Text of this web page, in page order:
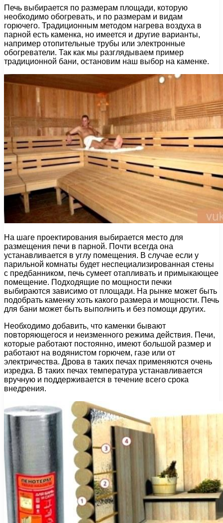
Печь выбирается по размерам площади, которую
необходимо обогревать, и по размерам и видам
горючего. Традиционным методом нагрева воздуха в
парной есть каменка, но имеется и другие варианты,
например отопительные трубы или электронные
обогреватели. Так как мы разглядываем пример
традиционной бани, остановим наш выбор на каменке.
На шаге проектирования выбирается место для
размещения печи в парной. Почти всегда она
устанавливается в углу помещения. В случае если у
парильной комнаты будет неспециализированная стены
с предбанником, печь сумеет отапливать и примыкающее
помещение. Подходящие по мощности печки
выбираются зависимо от площади. На рынке может быть
подобрать каменку хоть какого размера и мощности. Печь
для бани может быть выполнить и без помощи других.
Необходимо добавить, что каменки бывают
повторяющегося и неизменного режима действия. Печи,
которые работают постоянно, имеют большой размер и
работают на водянистом горючем, газе или от
электричества. Дрова в таких печах применяются очень
изредка. В таких печах температура устанавливается
вручную и поддерживается в течение всего срока
внедрения.